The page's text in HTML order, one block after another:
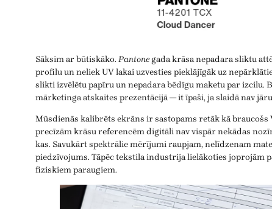
Sāksim ar būtiskāko. Pantonegada krāsa nepadara sliktu
profilu un neliek UV lakai uzvesties pieklājīgāk uz
slikti izvēlētu papīru un nepadara bēdīgu maketu par izcilu.
mārketinga atskaites prezentācijā — it īpaši, ja slaidā nav
Mūsdienās kalibrēts ekrāns ir sastopams retāk kā braucošs
precīzām krāsu referencēm digitāli nav vispār nekādas
kas. Savukārt spektrālie mērījumi raupjam, nelīdzenam
piedzīvojums. Tāpēc tekstila industrija lielākoties joprojām
fiziskiem paraugiem.